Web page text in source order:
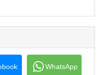
WhatsApp